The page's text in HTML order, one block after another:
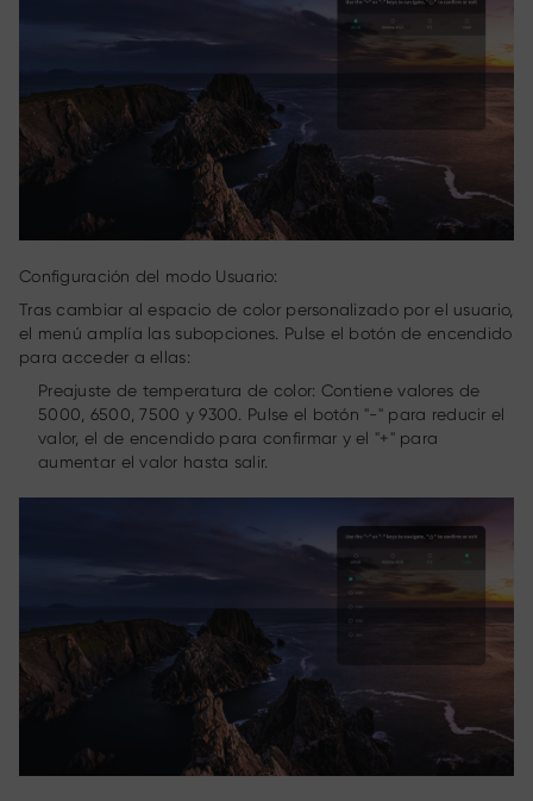
Configuración del modo Usuario:
Tras cambiar al espacio de color personalizado por el usuario,
el menú amplía las subopciones. Pulse el botón de encendido
para acceder a ellas:
Preajuste de temperatura de color: Contiene valores de
5000, 6500, 7500 y 9300. Pulse el botón "-" para reducir el
valor, el de encendido para confirmar y el "+" para
aumentar el valor hasta salir.